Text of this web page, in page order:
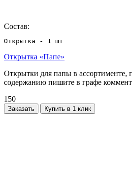
Состав:
Открытка - 1 шт
Открытка «Папе»
Открытки для папы в ассортименте,
содержанию пишите в графе
150
Заказать Купить в 1 клик